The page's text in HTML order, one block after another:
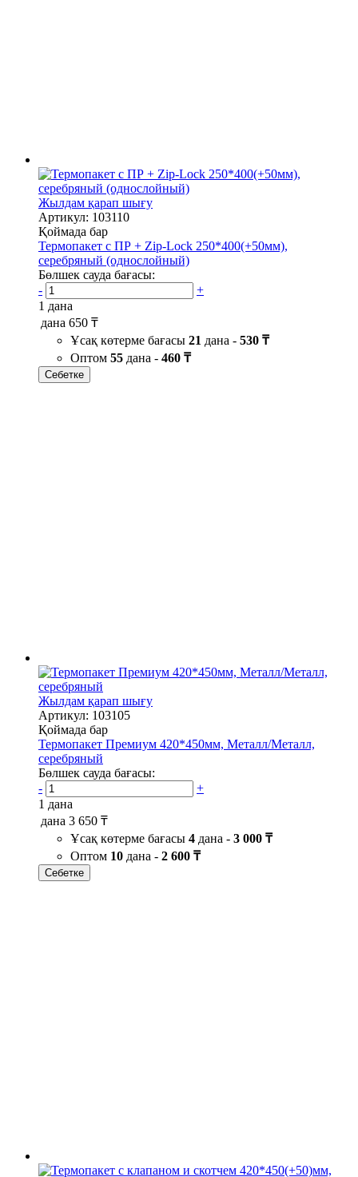
Жылдам қарап шығу
Артикул: 103110
Қоймада бар
Термопакет с ПР + Zip-Lock 250*400(+50мм),
серебряный (однослойный)
Бөлшек сауда бағасы:
-
+
1 дана
дана 650 ₸
Ұсақ көтерме бағасы 21 дана - 530 ₸
Оптом 55 дана - 460 ₸
Себетке
Жылдам қарап шығу
Артикул: 103105
Қоймада бар
Термопакет Премиум 420*450мм, Металл/Металл,
серебряный
Бөлшек сауда бағасы:
-
+
1 дана
дана 3 650 ₸
Ұсақ көтерме бағасы 4 дана - 3 000 ₸
Оптом 10 дана - 2 600 ₸
Себетке